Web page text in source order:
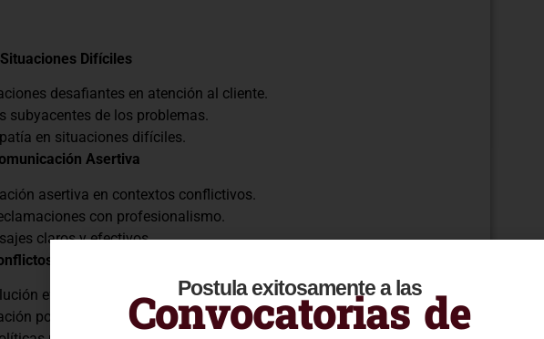
Difíciles
desafiantes en atención al cliente.
subyacentes de los problemas.
en situaciones difíciles.
Asertiva
asertiva en contextos conflictivos.
con profesionalismo.
claros y efectivos.
y Fidelización
efectiva de conflictos.
post-conflicto.
Postula exitosamente a las
Convocatorias de